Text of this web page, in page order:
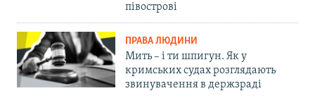
півострові
ПРАВА ЛЮДИНИ
Мить – і ти шпигун. Як у
кримських судах розглядають
звинувачення в держзраді